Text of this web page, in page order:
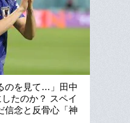
のを見て…」田中
たのか？ スペイ
信念と反骨心「神